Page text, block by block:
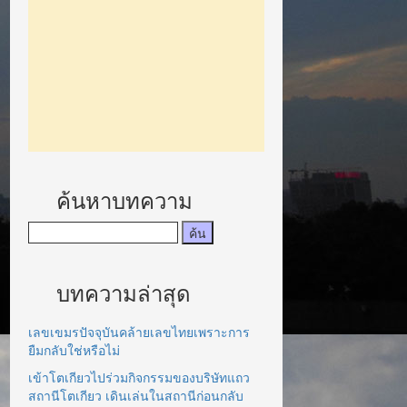
ค้นหาบทความ
บทความล่าสุด
เลขเขมรปัจจุบันคล้ายเลขไทยเพราะการ
ยืมกลับใช่หรือไม่
เข้าโตเกียวไปร่วมกิจกรรมของบริษัทแถว
สถานีโตเกียว เดินเล่นในสถานีก่อนกลับ